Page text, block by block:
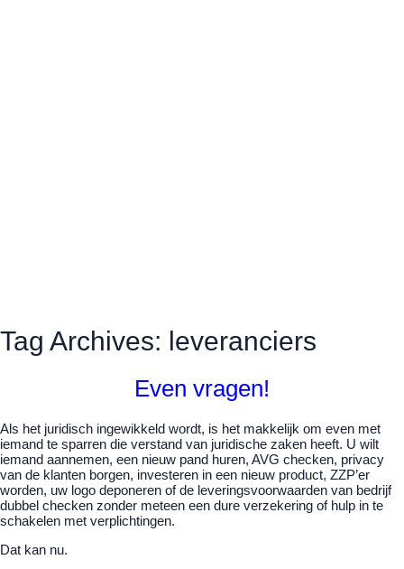
Tag Archives: leveranciers
Even vragen!
Als het juridisch ingewikkeld wordt, is het makkelijk om even met
iemand te sparren die verstand van juridische zaken heeft. U wilt
iemand aannemen, een nieuw pand huren, AVG checken, privacy
van de klanten borgen, investeren in een nieuw product, ZZP’er
worden, uw logo deponeren of de leveringsvoorwaarden van bedrijf
dubbel checken zonder meteen een dure verzekering of hulp in te
schakelen met verplichtingen.
Dat kan nu.